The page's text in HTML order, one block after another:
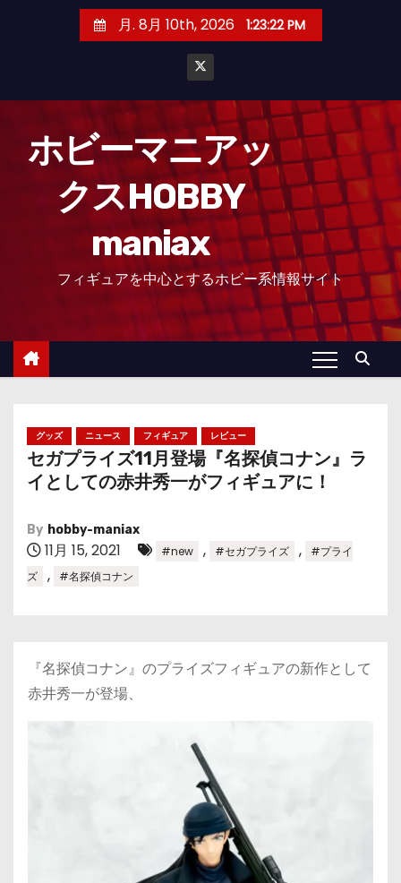
月. 8月 10th, 2026 1:23:23 PM
ホビーマニアッ
クスHOBBY
maniax
フィギュアを中心とするホビー系情報サイト
グッズ ニュース フィギュア レビュー
セガプライズ11月登場『名探偵コナン』ラ
イとしての赤井秀一がフィギュアに！
By hobby-maniax
11月 15, 2021 #new , #セガプライズ ,
#プライ
ズ
, #名探偵コナン
『名探偵コナン』のプライズフィギュアの新作として
赤井秀一が登場、